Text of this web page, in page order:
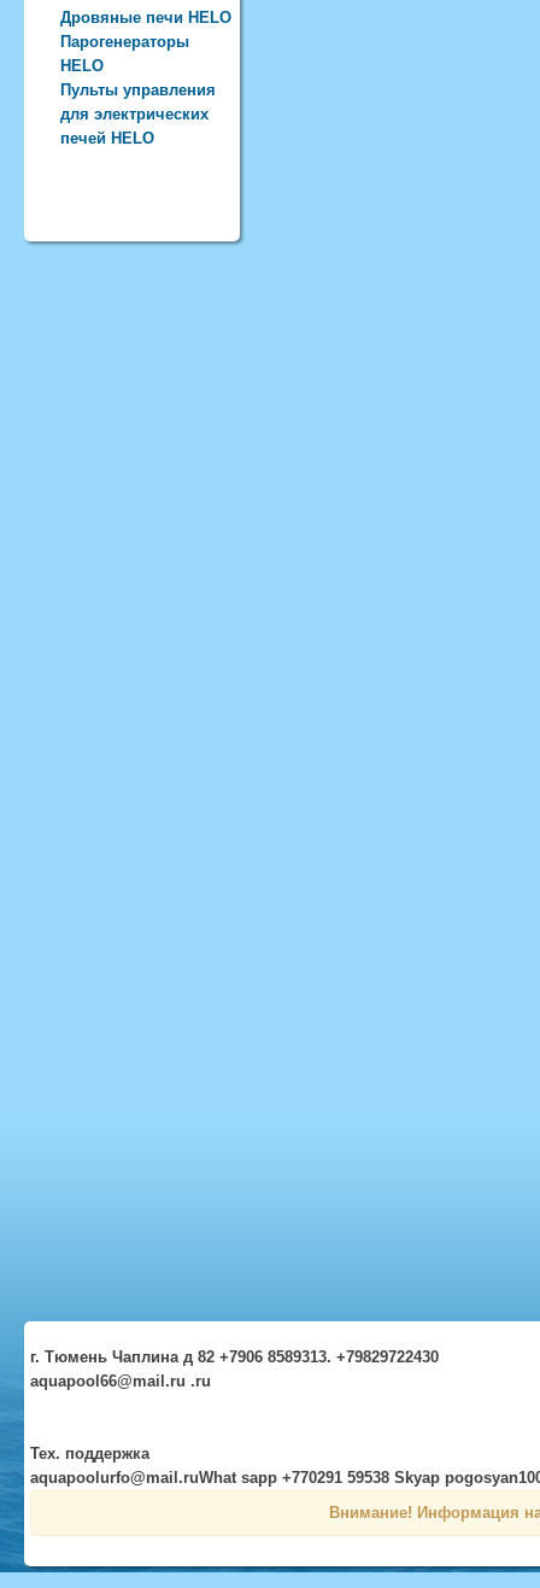
Дровяные печи HELO
Парогенераторы
HELO
Пульты управления
для электрических
печей HELO
г. Тюмень Чаплина д 82 +7906 8589313. +79829722430
aquapool66@mail.ru .ru
Тех. поддержка
aquapoolurfo@mail.ruWhat sapp +770291 59538 Skyap
Внимание! Информация на